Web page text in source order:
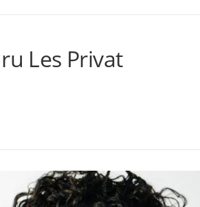
Les Privat